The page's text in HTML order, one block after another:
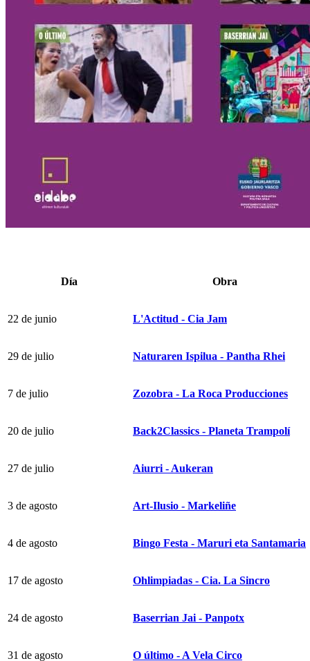
Día Obra
22 de junio L'Actitud - Cia Jam
29 de julio Naturaren Ispilua - Pantha Rhei
7 de julio Zozobra - La Roca Producciones
20 de julio Back2Classics - Planeta Trampolí
27 de julio Aiurri - Aukeran
3 de agosto Art-Ilusio - Markeliñe
4 de agosto Bingo Festa - Maruri eta Santamaria
17 de agosto Ohlimpiadas - Cia. La Sincro
24 de agosto Baserrian Jai - Panpotx
31 de agosto O último - A Vela Circo